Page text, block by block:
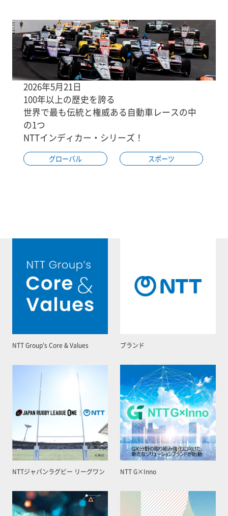
2026年5月21日
100年以上の歴史を誇る
世界で最も伝統と権威ある自動車レースの中
の1つ
NTTインディカー・シリーズ！
グローバル スポーツ
NTT Group’s Core & Values ブランド
NTTジャパンラグビー リーグワン NTT G×Inno